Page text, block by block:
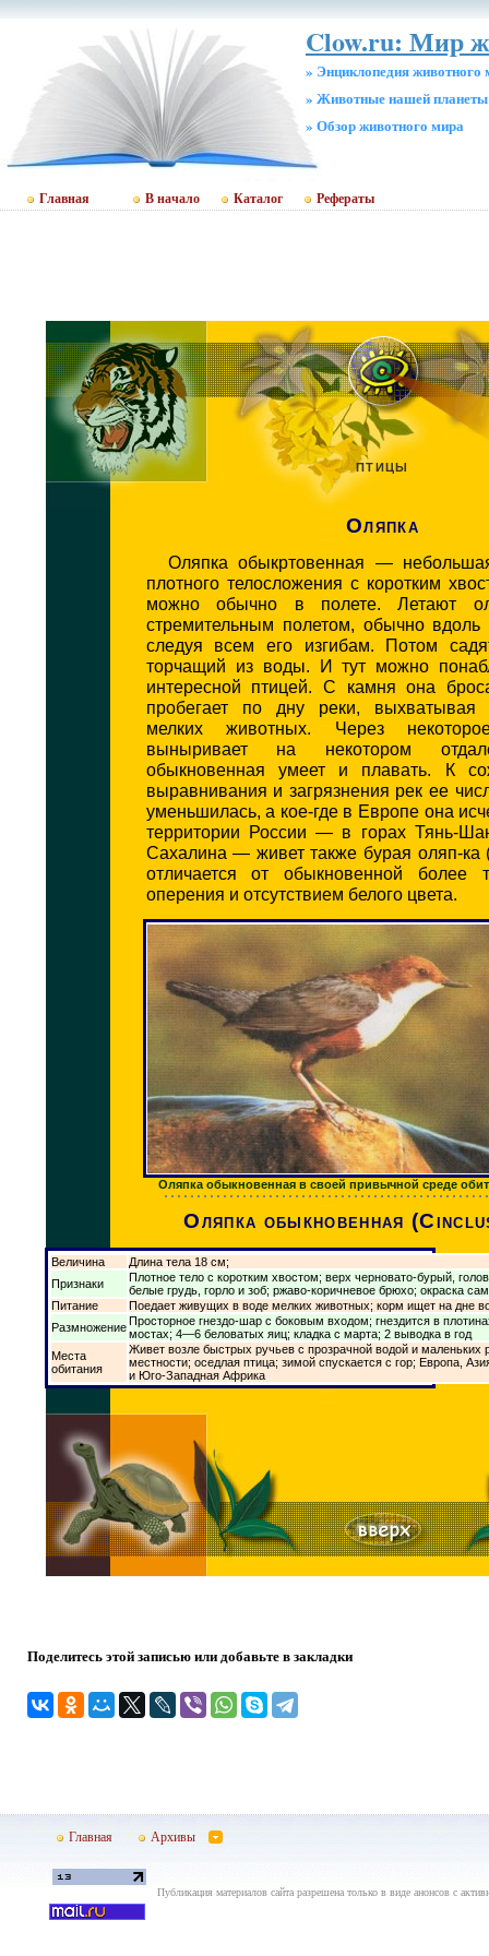
Clow.ru: Мир
» Энциклопедия животного
» Животные нашей планеты
» Обзор животного мира
Главная В начало Каталог Рефераты
ПТИЦЫ
Оляпка
Оляпка обыкртовенная —
плотного телосложения с коротким
можно обычно в полете. Летают
стремительным полетом, обычно вдоль
следуя всем его изгибам. Потом
торчащий из воды. И тут можно
интересной птицей. С камня она
пробегает по дну реки, выхватывая
мелких животных. Через
выныривает на некотором
обыкновенная умеет и плавать. К
выравнивания и загрязнения рек ее
уменьшилась, а кое-где в Европе она
территории России — в горах Тянь-
Сахалина — живет также бурая оляп-
отличается от обыкновенной более
оперения и отсутствием белого цвета.
Оляпка обыкновенная в своей привычной среде
Оляпка обыкновенная
Величина
Длина тела 18 см;
Признаки
Плотное тело с коротким хвостом; верх черновато-бурый,
белые грудь, горло и зоб; ржаво-коричневое брюхо; окраска
Питание
Поедает живущих в воде мелких животных; корм ищет на дне
РазмножениеПросторное гнездо-шар с боковым входом; гнездится в
мостах; 4—6 беловатых яиц; кладка с марта; 2 выводка в год
Места
обитания
Живет возле быстрых ручьев с прозрачной водой и маленьких
местности; оседлая птица; зимой спускается с гор; Европа,
и Юго-Западная Африка
Поделитесь этой записью или добавьте в закладки
Главная Архивы
Публикация материалов сайта разрешена только в виде анонсов с